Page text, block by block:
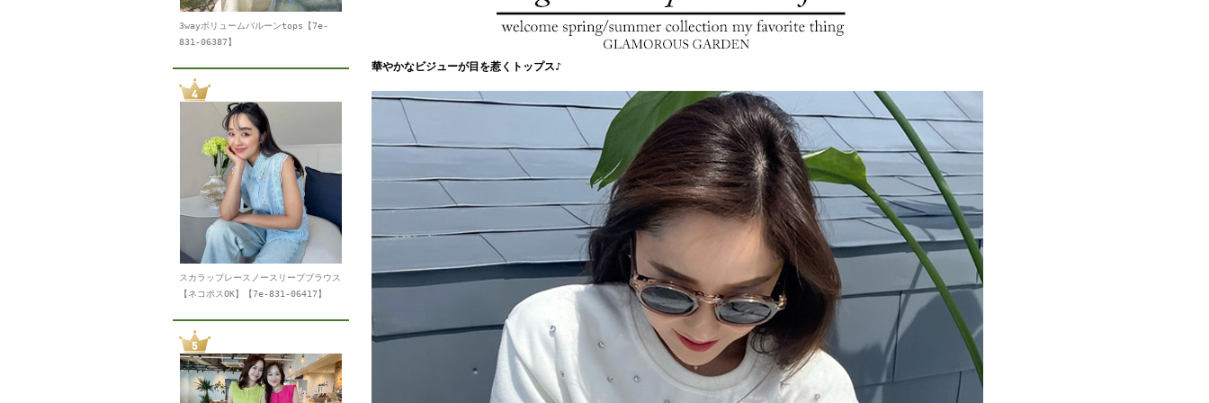
3wayボリュームバルーンtops【7e-
831-06387】
スカラップレースノースリーブブラウス
【ネコポスOK】【7e-831-06417】
華やかなビジューが目を惹くトップス♪